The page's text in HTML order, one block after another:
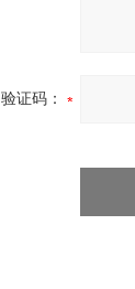
验证码：